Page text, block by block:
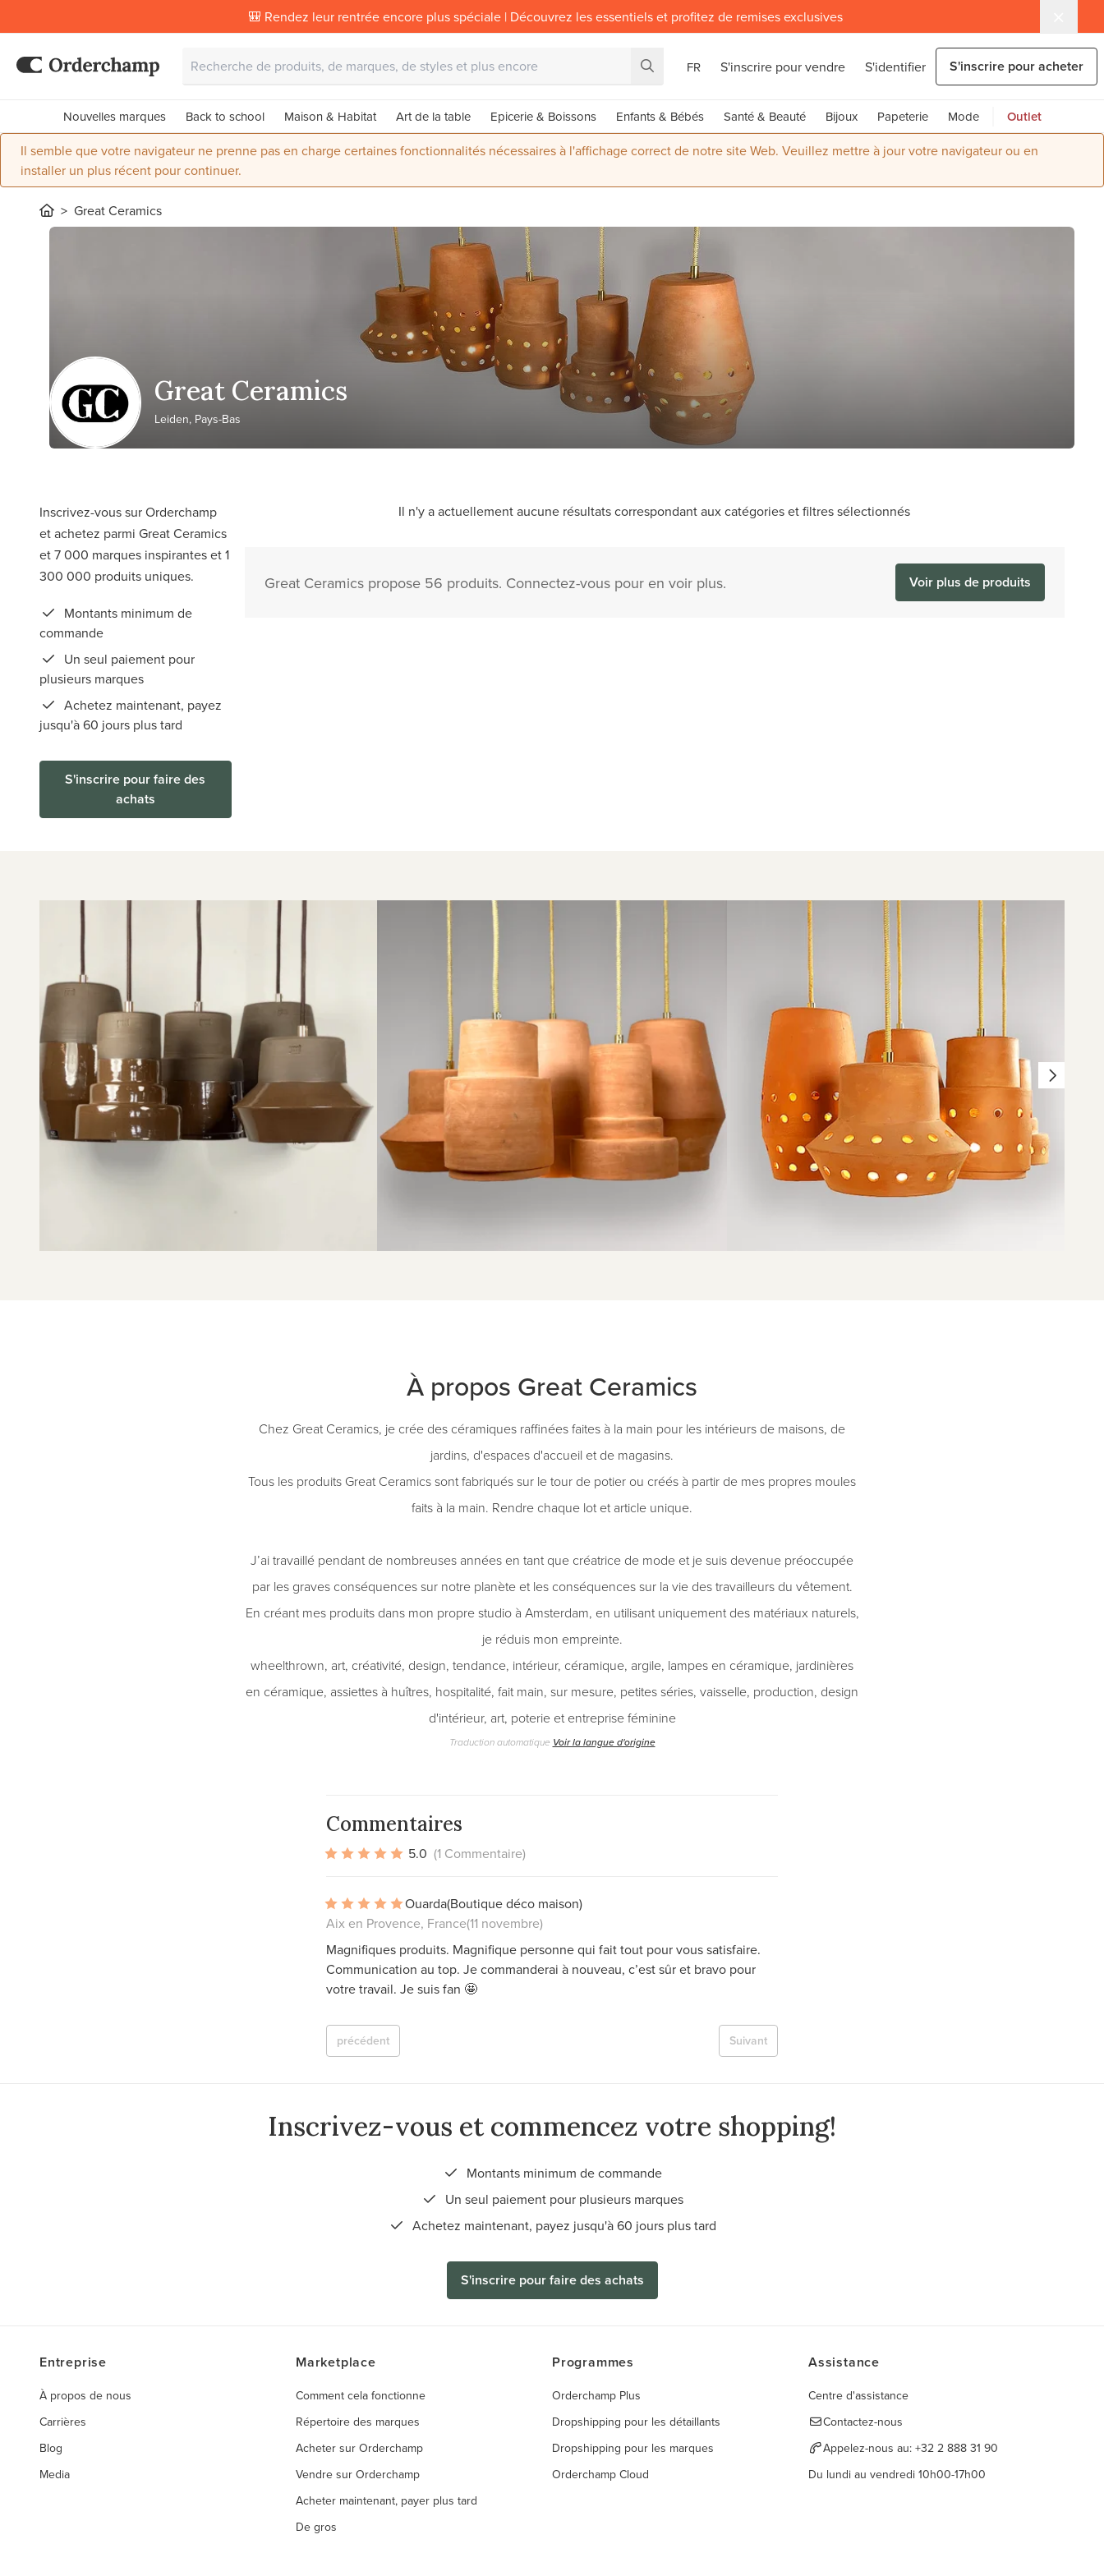
🎒 Rendez leur rentrée encore plus spéciale | Découvrez les essentiels et profitez de remises exclusives
FR S'inscrire pour vendre S'identifier S'inscrire pour acheter
Nouvelles marques Back to school Maison & Habitat Art de la table Epicerie & Boissons Enfants & Bébés Santé & Beauté Bijoux Papeterie Mode Outlet
Il semble que votre navigateur ne prenne pas en charge certaines fonctionnalités nécessaires à l'affichage correct de notre site Web. Veuillez mettre à jour votre navigateur ou en
installer un plus récent pour continuer.
Great Ceramics
Great Ceramics
Leiden, Pays-Bas
Inscrivez-vous sur Orderchamp
et achetez parmi Great Ceramics
et 7 000 marques inspirantes et 1
300 000 produits uniques.
Montants minimum de
commande
Un seul paiement pour
plusieurs marques
Achetez maintenant, payez
jusqu'à 60 jours plus tard
S'inscrire pour faire des
achats
Il n'y a actuellement aucune résultats correspondant aux catégories et filtres sélectionnés
Great Ceramics propose 56 produits. Connectez-vous pour en voir plus. Voir plus de produits
À propos Great Ceramics
Chez Great Ceramics, je crée des céramiques raffinées faites à la main pour les intérieurs de maisons, de
jardins, d'espaces d'accueil et de magasins.
Tous les produits Great Ceramics sont fabriqués sur le tour de potier ou créés à partir de mes propres moules
faits à la main. Rendre chaque lot et article unique.
J’ai travaillé pendant de nombreuses années en tant que créatrice de mode et je suis devenue préoccupée
par les graves conséquences sur notre planète et les conséquences sur la vie des travailleurs du vêtement.
En créant mes produits dans mon propre studio à Amsterdam, en utilisant uniquement des matériaux naturels,
je réduis mon empreinte.
wheelthrown, art, créativité, design, tendance, intérieur, céramique, argile, lampes en céramique, jardinières
en céramique, assiettes à huîtres, hospitalité, fait main, sur mesure, petites séries, vaisselle, production, design
d'intérieur, art, poterie et entreprise féminine
Traduction automatique Voir la langue d'origine
Commentaires
5.0 (1 Commentaire)
Ouarda(Boutique déco maison)
Aix en Provence, France(11 novembre)
Magnifiques produits. Magnifique personne qui fait tout pour vous satisfaire.
Communication au top. Je commanderai à nouveau, c’est sûr et bravo pour
votre travail. Je suis fan 🤩
Suivant
précédent
Inscrivez-vous et commencez votre shopping!
Montants minimum de commande
Un seul paiement pour plusieurs marques
Achetez maintenant, payez jusqu'à 60 jours plus tard
S'inscrire pour faire des achats
Entreprise
À propos de nous
Carrières
Blog
Media
Marketplace
Comment cela fonctionne
Répertoire des marques
Acheter sur Orderchamp
Vendre sur Orderchamp
Acheter maintenant, payer plus tard
De gros
Programmes
Orderchamp Plus
Dropshipping pour les détaillants
Dropshipping pour les marques
Orderchamp Cloud
Assistance
Centre d'assistance
Contactez-nous
Appelez-nous au: +32 2 888 31 90
Du lundi au vendredi 10h00-17h00